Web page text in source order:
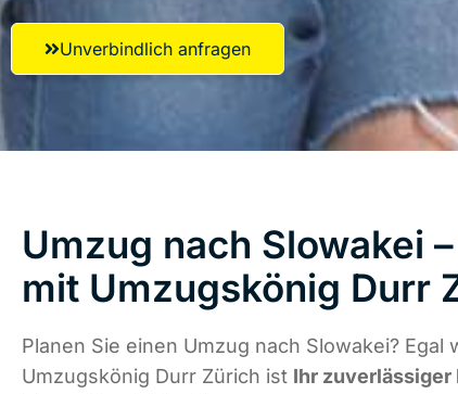
Unverbindlich anfragen
Umzug nach Slowakei
mit Umzugskönig Durr
Planen Sie einen Umzug nach Slowakei?
Umzugskönig Durr Zürich ist Ihr zuverlässiger